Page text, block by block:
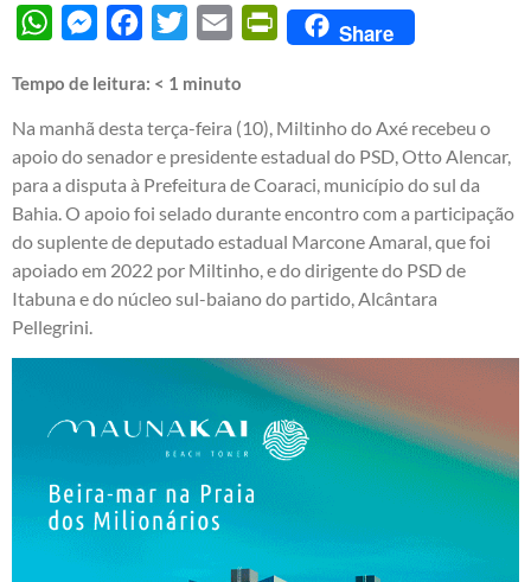
WhatsAppMessengerFacebook
Twitter Email PrintFriendly
Share
Tempo de leitura: < 1 minuto
Na manhã desta terça-feira (10), Miltinho do Axé recebeu o
apoio do senador e presidente estadual do PSD, Otto Alencar,
para a disputa à Prefeitura de Coaraci, município do sul da
Bahia. O apoio foi selado durante encontro com a participação
do suplente de deputado estadual Marcone Amaral, que foi
apoiado em 2022 por Miltinho, e do dirigente do PSD de
Itabuna e do núcleo sul-baiano do partido, Alcântara
Pellegrini.